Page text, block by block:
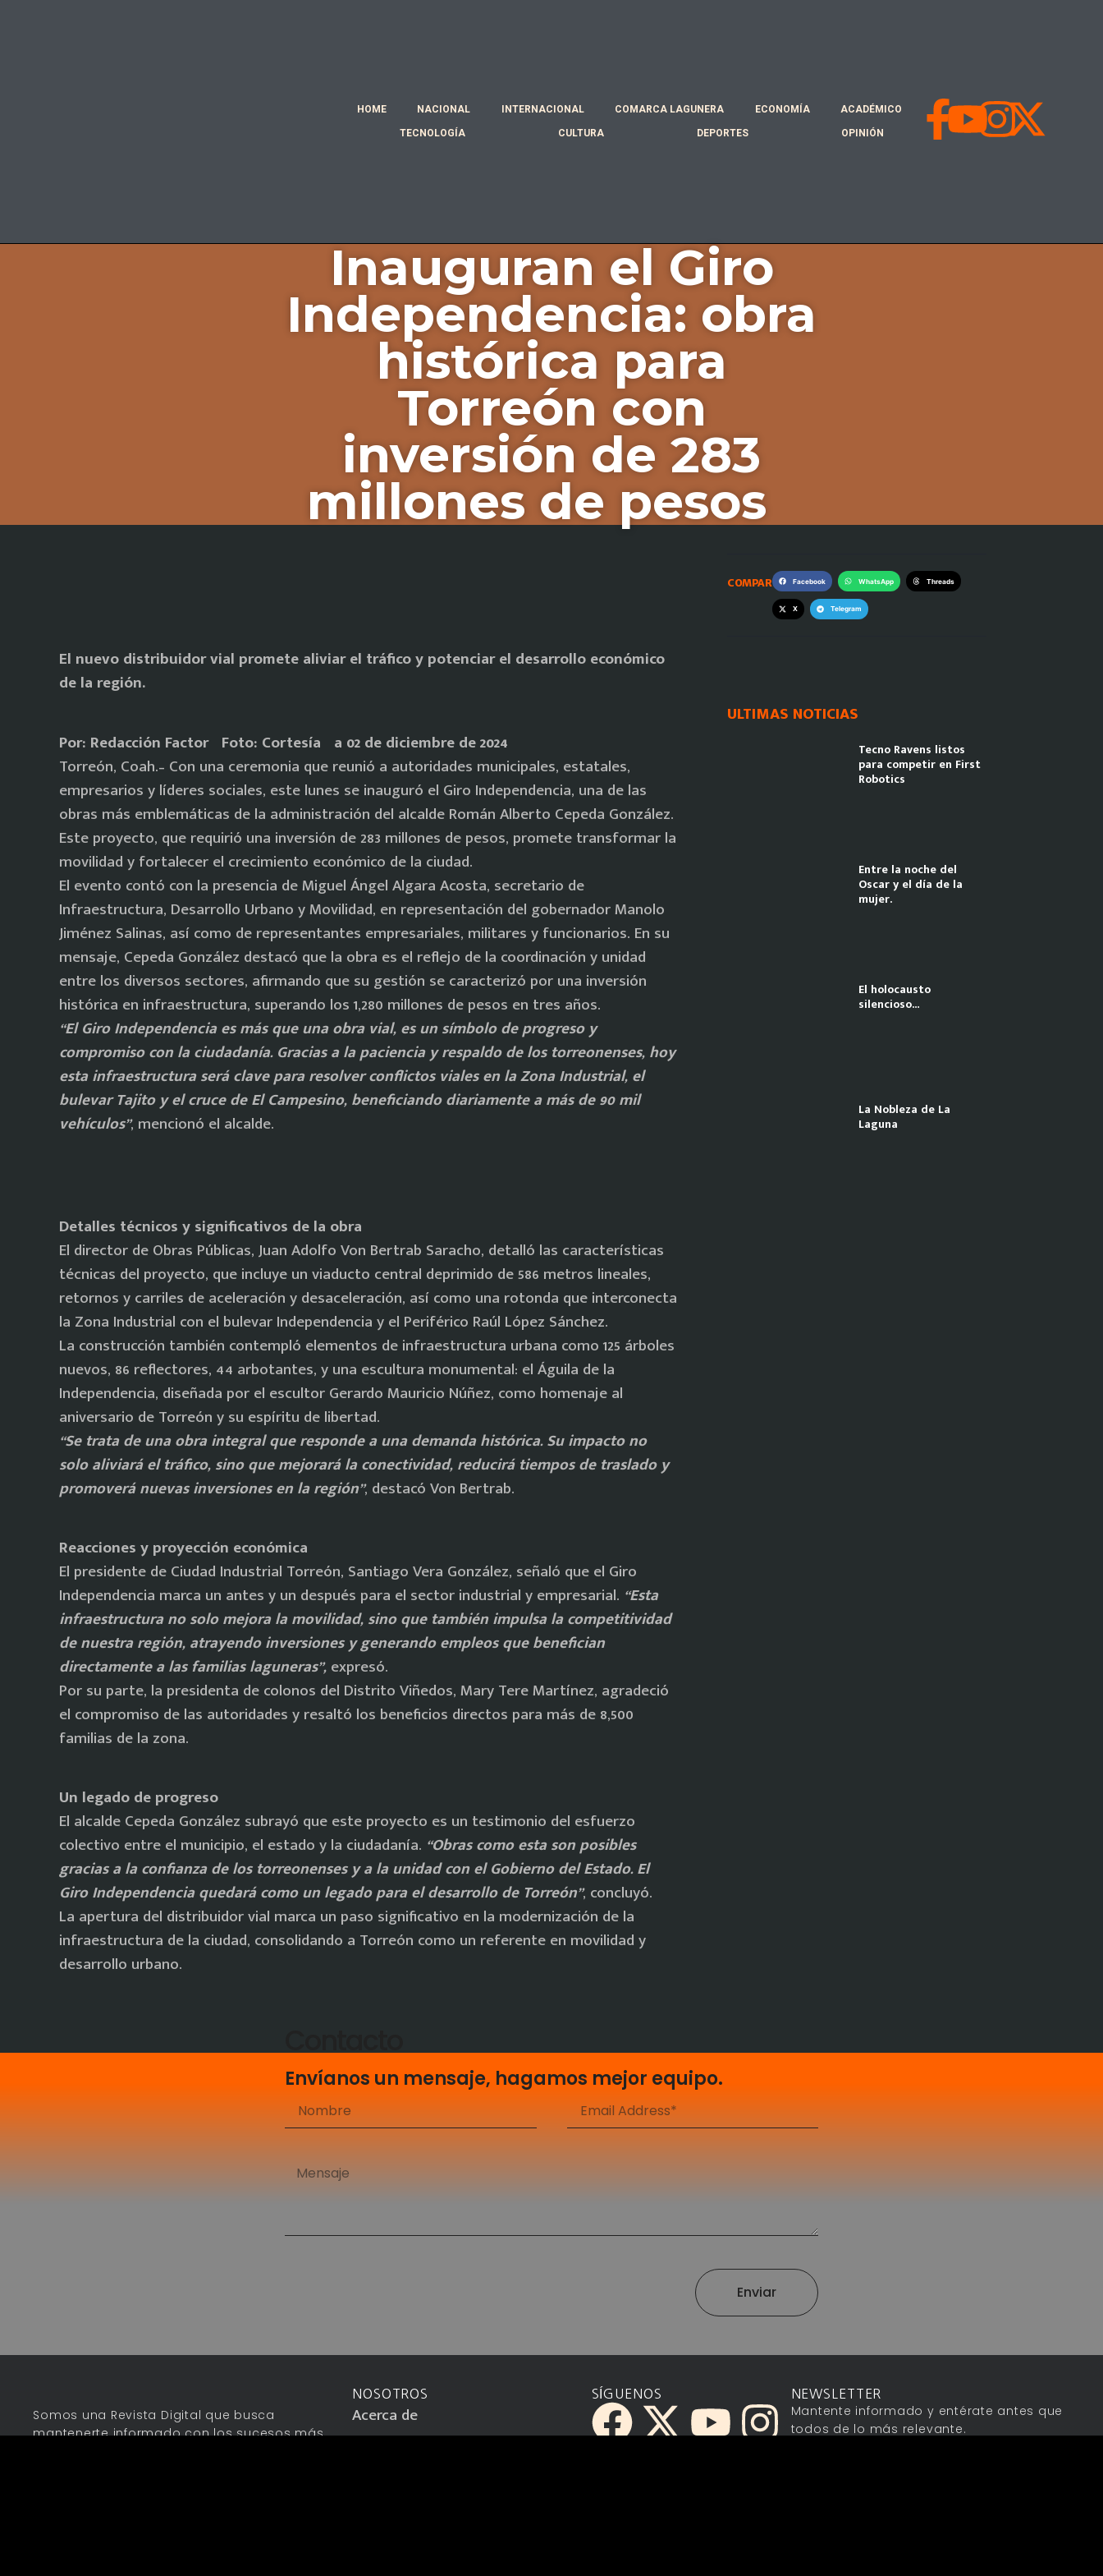
HOME NACIONAL INTERNACIONAL COMARCA LAGUNERA ECONOMÍA ACADÉMICO
TECNOLOGÍA CULTURA DEPORTES OPINIÓN
Inauguran el Giro
Independencia: obra
histórica para
Torreón con
inversión de 283
millones de pesos
El nuevo distribuidor vial promete aliviar el tráfico y potenciar el desarrollo económico
de la región.
Por: Redacción Factor Foto: Cortesía a 02 de diciembre de 2024
Torreón, Coah.– Con una ceremonia que reunió a autoridades municipales, estatales,
empresarios y líderes sociales, este lunes se inauguró el Giro Independencia, una de las
obras más emblemáticas de la administración del alcalde Román Alberto Cepeda González.
Este proyecto, que requirió una inversión de 283 millones de pesos, promete transformar la
movilidad y fortalecer el crecimiento económico de la ciudad.
El evento contó con la presencia de Miguel Ángel Algara Acosta, secretario de
Infraestructura, Desarrollo Urbano y Movilidad, en representación del gobernador Manolo
Jiménez Salinas, así como de representantes empresariales, militares y funcionarios. En su
mensaje, Cepeda González destacó que la obra es el reflejo de la coordinación y unidad
entre los diversos sectores, afirmando que su gestión se caracterizó por una inversión
histórica en infraestructura, superando los 1,280 millones de pesos en tres años.
“El Giro Independencia es más que una obra vial, es un símbolo de progreso y
compromiso con la ciudadanía. Gracias a la paciencia y respaldo de los torreonenses, hoy
esta infraestructura será clave para resolver conflictos viales en la Zona Industrial, el
bulevar Tajito y el cruce de El Campesino, beneficiando diariamente a más de 90 mil
vehículos”, mencionó el alcalde.
Detalles técnicos y significativos de la obra
El director de Obras Públicas, Juan Adolfo Von Bertrab Saracho, detalló las características
técnicas del proyecto, que incluye un viaducto central deprimido de 586 metros lineales,
retornos y carriles de aceleración y desaceleración, así como una rotonda que interconecta
la Zona Industrial con el bulevar Independencia y el Periférico Raúl López Sánchez.
La construcción también contempló elementos de infraestructura urbana como 125 árboles
nuevos, 86 reflectores, 44 arbotantes, y una escultura monumental: el Águila de la
Independencia, diseñada por el escultor Gerardo Mauricio Núñez, como homenaje al
aniversario de Torreón y su espíritu de libertad.
“Se trata de una obra integral que responde a una demanda histórica. Su impacto no
solo aliviará el tráfico, sino que mejorará la conectividad, reducirá tiempos de traslado y
promoverá nuevas inversiones en la región”, destacó Von Bertrab.
Reacciones y proyección económica
El presidente de Ciudad Industrial Torreón, Santiago Vera González, señaló que el Giro
Independencia marca un antes y un después para el sector industrial y empresarial. “Esta
infraestructura no solo mejora la movilidad, sino que también impulsa la competitividad
de nuestra región, atrayendo inversiones y generando empleos que benefician
directamente a las familias laguneras”,expresó.
Por su parte, la presidenta de colonos del Distrito Viñedos, Mary Tere Martínez, agradeció
el compromiso de las autoridades y resaltó los beneficios directos para más de 8,500
familias de la zona.
Un legado de progreso
El alcalde Cepeda González subrayó que este proyecto es un testimonio del esfuerzo
colectivo entre el municipio, el estado y la ciudadanía. “Obras como esta son posibles
gracias a la confianza de los torreonenses y a la unidad con el Gobierno del Estado. El
Giro Independencia quedará como un legado para el desarrollo de Torreón”, concluyó.
La apertura del distribuidor vial marca un paso significativo en la modernización de la
infraestructura de la ciudad, consolidando a Torreón como un referente en movilidad y
desarrollo urbano.
COMPARTE: Facebook WhatsApp Threads
X Telegram
ULTIMAS NOTICIAS
Tecno Ravens listos
para competir en First
Robotics
Entre la noche del
Oscar y el día de la
mujer.
El holocausto
silencioso…
La Nobleza de La
Laguna
Envíanos un mensaje, hagamos mejor equipo.
Enviar
Somos una Revista Digital que busca
mantenerte informado con los sucesos más
NOSOTROS
Acerca de
Publicidad
SÍGUENOS NEWSLETTER
Mantente informado y entérate antes que
todos de lo más relevante.